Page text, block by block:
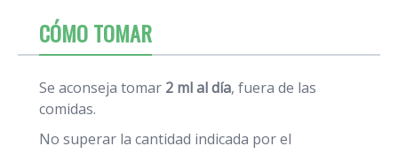
CÓMO TOMAR
Se aconseja tomar 2 ml al día, fuera de las
comidas.
No superar la cantidad indicada por el